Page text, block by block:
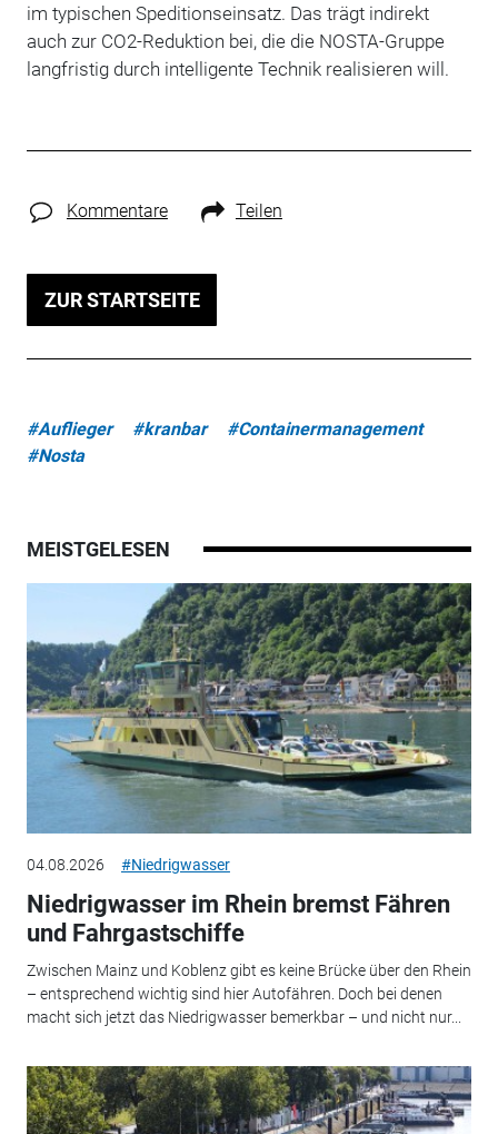
im typischen Speditionseinsatz. Das trägt indirekt
auch zur CO2-Reduktion bei, die die NOSTA-Gruppe
langfristig durch intelligente Technik realisieren will.
Kommentare Teilen
ZUR STARTSEITE
#Auflieger #kranbar
#Containermanagement
#Nosta
MEISTGELESEN
04.08.2026 #Niedrigwasser
Niedrigwasser im Rhein bremst Fähren
und Fahrgastschiffe
Zwischen Mainz und Koblenz gibt es keine Brücke über den Rhein
– entsprechend wichtig sind hier Autofähren. Doch bei denen
macht sich jetzt das Niedrigwasser bemerkbar – und nicht nur...